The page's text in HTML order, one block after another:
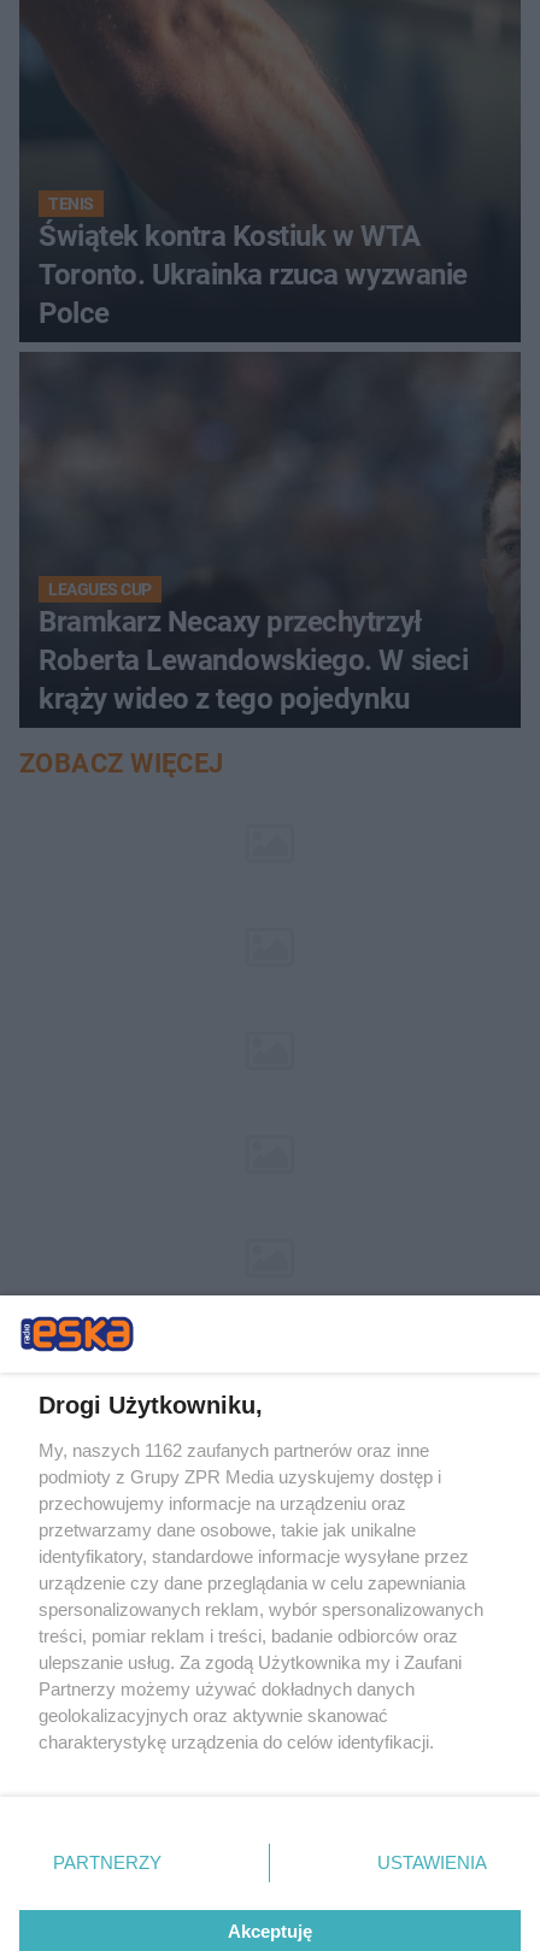
TENIS
Świątek kontra Kostiuk w WTA
Toronto. Ukrainka rzuca wyzwanie
Polce
LEAGUES CUP
Bramkarz Necaxy przechytrzył
Roberta Lewandowskiego. W sieci
krąży wideo z tego pojedynku
ZOBACZ WIĘCEJ
Żaden utwór zamieszczony w serwisie nie może być powielany i
rozpowszechniany lub dalej rozpowszechniany w jakikolwiek sposób (w
tym także elektroniczny lub mechaniczny) na jakimkolwiek polu
eksploatacji w jakiejkolwiek formie, włącznie z umieszczaniem w
Internecie bez pisemnej zgody właściciela praw. Jakiekolwiek użycie lub
wykorzystanie utworów w całości lub w części z naruszeniem prawa,
tzn. bez właściwej zgody, jest zabronione pod groźbą kary i może być
ścigane prawnie.
© 2026 Grupa ZPR Media
Drogi Użytkowniku,
My, naszych 1162 zaufanych partnerów oraz inne
podmioty z Grupy ZPR Media uzyskujemy dostęp i
przechowujemy informacje na urządzeniu oraz
przetwarzamy dane osobowe, takie jak unikalne
identyfikatory, standardowe informacje wysyłane przez
urządzenie czy dane przeglądania w celu zapewniania
spersonalizowanych reklam, wybór spersonalizowanych
treści, pomiar reklam i treści, badanie odbiorców oraz
ulepszanie usług. Za zgodą Użytkownika my i Zaufani
Partnerzy możemy używać dokładnych danych
geolokalizacyjnych oraz aktywnie skanować
charakterystykę urządzenia do celów identyfikacji.
zmienić/wycofać klikając przycisk ustawień prywatności
znajdujący się w lewym dolnym rogu strony
rodzaje przetwarzania danych nie wymagają zgody
użytkownika, ale masz prawo sprzeciwić się takiemu
PARTNERZY USTAWIENIA
Akceptuję